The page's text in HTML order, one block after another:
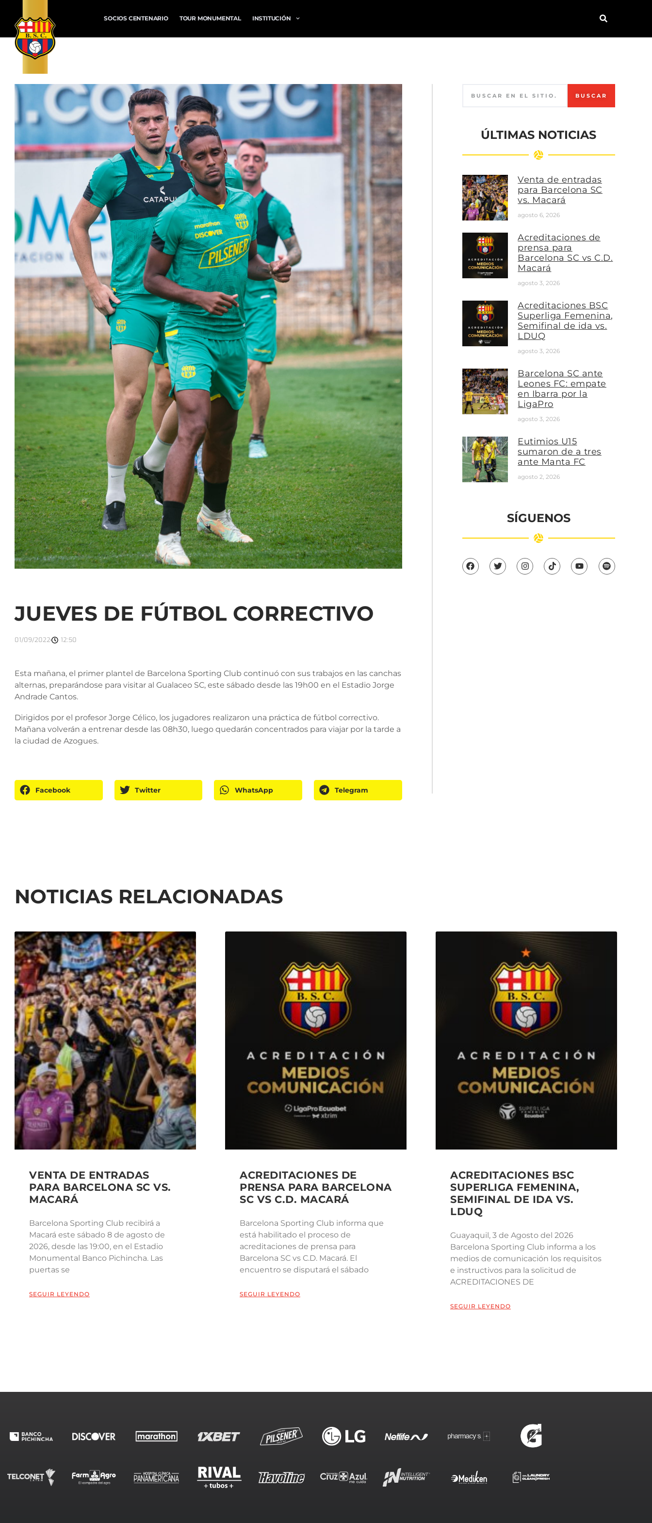
SOCIOS CENTENARIO TOUR MONUMENTAL INSTITUCIÓN
JUEVES DE FÚTBOL CORRECTIVO
01/09/2022 12:50
Esta mañana, el primer plantel de Barcelona Sporting Club continuó con sus trabajos en las canchas
alternas, preparándose para visitar al Gualaceo SC, este sábado desde las 19h00 en el Estadio Jorge
Andrade Cantos.
Dirigidos por el profesor Jorge Célico, los jugadores realizaron una práctica de fútbol correctivo.
Mañana volverán a entrenar desde las 08h30, luego quedarán concentrados para viajar por la tarde a
la ciudad de Azogues.
Facebook Twitter WhatsApp Telegram
BUSCAR
ÚLTIMAS NOTICIAS
Venta de entradas
para Barcelona SC
vs. Macará
agosto 6, 2026
Acreditaciones de
prensa para
Barcelona SC vs C.D.
Macará
agosto 3, 2026
Acreditaciones BSC
Superliga Femenina,
Semifinal de ida vs.
LDUQ
agosto 3, 2026
Barcelona SC ante
Leones FC: empate
en Ibarra por la
LigaPro
agosto 3, 2026
Eutimios U15
sumaron de a tres
ante Manta FC
agosto 2, 2026
SÍGUENOS
NOTICIAS RELACIONADAS
VENTA DE ENTRADAS
PARA BARCELONA SC VS.
MACARÁ
Barcelona Sporting Club recibirá a
Macará este sábado 8 de agosto de
2026, desde las 19:00, en el Estadio
Monumental Banco Pichincha. Las
puertas se
SEGUIR LEYENDO
ACREDITACIONES DE
PRENSA PARA BARCELONA
SC VS C.D. MACARÁ
Barcelona Sporting Club informa que
está habilitado el proceso de
acreditaciones de prensa para
Barcelona SC vs C.D. Macará. El
encuentro se disputará el sábado
SEGUIR LEYENDO
ACREDITACIONES BSC
SUPERLIGA FEMENINA,
SEMIFINAL DE IDA VS.
LDUQ
Guayaquil, 3 de Agosto del 2026
Barcelona Sporting Club informa a los
medios de comunicación los requisitos
e instructivos para la solicitud de
ACREDITACIONES DE
SEGUIR LEYENDO